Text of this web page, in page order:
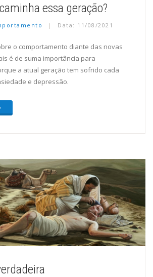
essa geração?
Data: 11/08/2021
o comportamento diante das novas
é de suma importância para
a atual geração tem sofrido cada
e depressão.